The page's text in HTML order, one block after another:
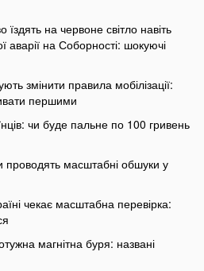
на червоне світло навіть
аварії на Соборності: шокуючі
змінити правила мобілізації:
першими
чи буде пальне по 100 гривень
проводять масштабні обшуки у
чекає масштабна перевірка:
магнітна буря: названі